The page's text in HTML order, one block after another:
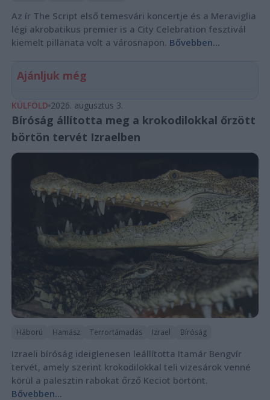
Az ír The Script első temesvári koncertje és a Meraviglia
légi akrobatikus premier is a City Celebration fesztivál
kiemelt pillanata volt a városnapon. Bővebben...
Ajánljuk még
KÜLFÖLD 2026. augusztus 3.
Bíróság állította meg a krokodilokkal őrzött
börtön tervét Izraelben
Háború Hamász Terrortámadás Izrael Bíróság
Izraeli bíróság ideiglenesen leállította Itamár Bengvír
tervét, amely szerint krokodilokkal teli vizesárok venné
körül a palesztin rabokat őrző Keciot börtönt.
Bővebben...